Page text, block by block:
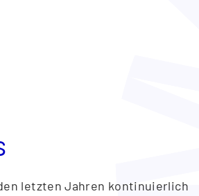
letzten Jahren kontinuierlich